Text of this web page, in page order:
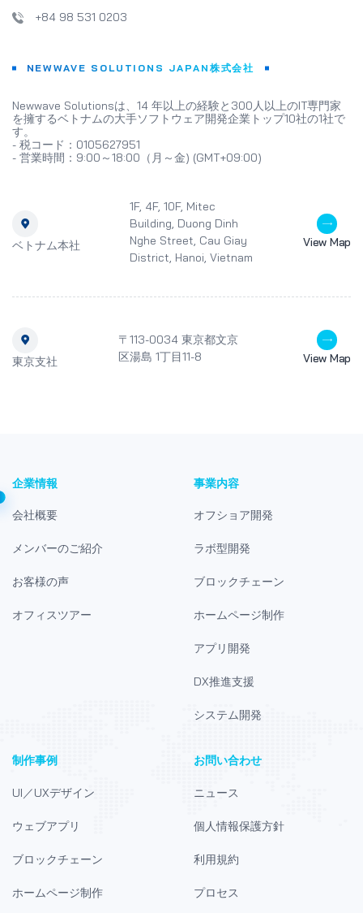
+84 98 531 0203
NEWWAVE SOLUTIONS JAPAN株式会社
Newwave Solutionsは、14 年以上の経験と300人以上のIT専門家
を擁するベトナムの大手ソフトウェア開発企業トップ10社の1社で
す。
- 税コード：0105627951
- 営業時間：9:00～18:00（月～金) (GMT+09:00)
ベトナム本社
1F, 4F, 10F, Mitec
Building, Duong Dinh
Nghe Street, Cau Giay
District, Hanoi, Vietnam
View Map
東京支社
〒113-0034 東京都文京
区湯島 1丁目11-8
View Map
企業情報
会社概要
メンバーのご紹介
お客様の声
オフィスツアー
事業内容
オフショア開発
ラボ型開発
ブロックチェーン
ホームページ制作
アプリ開発
DX推進支援
システム開発
制作事例
UI／UXデザイン
ウェブアプリ
ブロックチェーン
ホームページ制作
お問い合わせ
ニュース
個人情報保護方針
利用規約
プロセス